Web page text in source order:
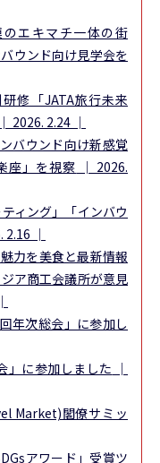
エキマチ一体の街
バウンド向け見学会を
修「JATA旅行未来
2026. 2.24 │
バウンド向け新感覚
座」を視察 │ 2026.
ティング」「インバウ
2.16 │
力を美食と最新情報
ア商工会議所が意見
年次総会」に参加し
」に参加しました │
Market)閣僚サミッ
アワード」受賞ツ